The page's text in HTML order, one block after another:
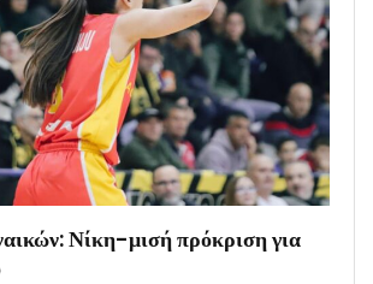
Νίκη-μισή πρόκριση για